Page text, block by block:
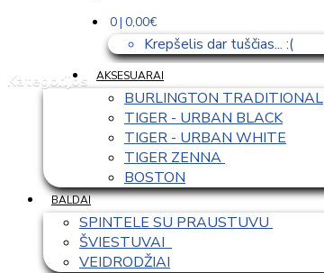
0 | 0,00€
Krepšelis dar tuščias... :(
Kategorijos
AKSESUARAI
BURLINGTON TRADITIONAL
TIGER - URBAN BLACK
TIGER - URBAN WHITE
TIGER ZENNA
BOSTON
BALDAI
SPINTELE SU PRAUSTUVU
ŠVIESTUVAI
VEIDRODŽIAI